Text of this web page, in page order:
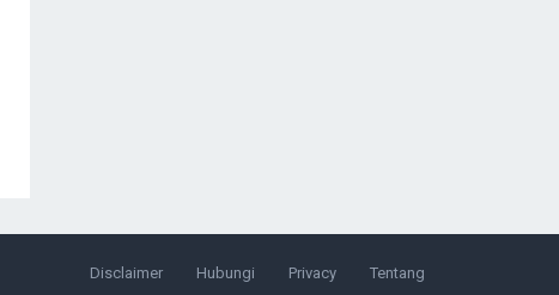
Disclaimer Hubungi Privacy Tentang